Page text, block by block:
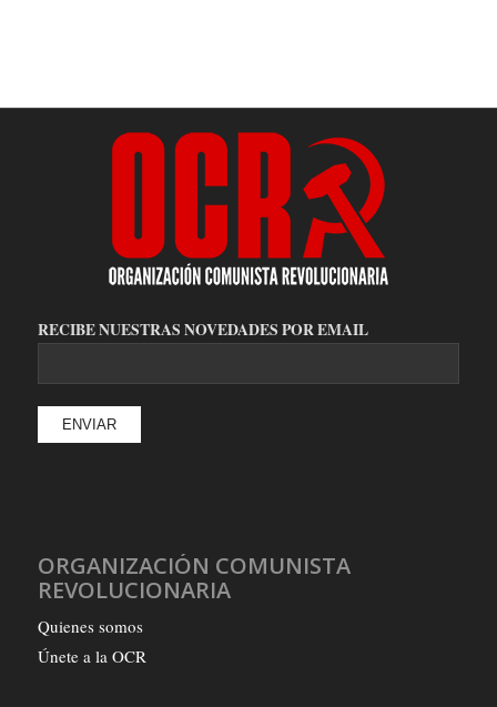
RECIBE NUESTRAS NOVEDADES POR EMAIL
ORGANIZACIÓN COMUNISTA
REVOLUCIONARIA
Quienes somos
Únete a la OCR